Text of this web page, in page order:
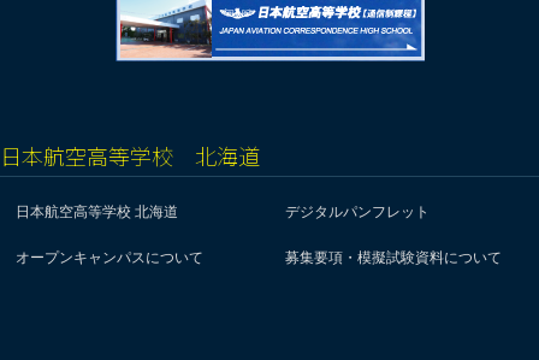
日本航空高等学校 北海道
日本航空高等学校 北海道 デジタルパンフレット
オープンキャンパスについて 募集要項・模擬試験資料について